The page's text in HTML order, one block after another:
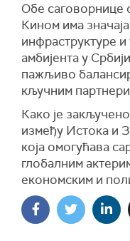
Обе саговорнице
Кином има
инфраструктуре
амбијента у
пажљиво
кључним
Како је
између Истока и
која омогућава
глобалним
економским и